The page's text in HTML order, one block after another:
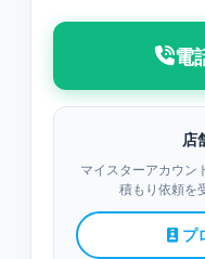
電
店
マイスターアカウン
積もり依頼を
プ